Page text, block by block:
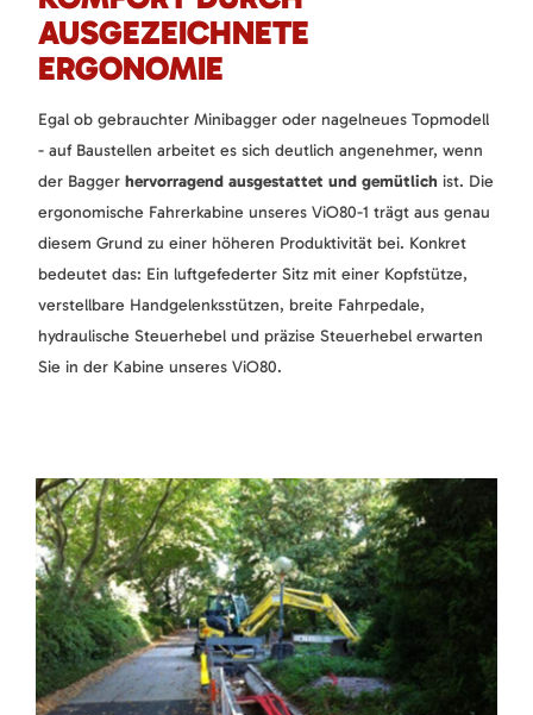
AUSGEZEICHNETE
ERGONOMIE
Egal ob gebrauchter Minibagger oder nagelneues Topmodell
- auf Baustellen arbeitet es sich deutlich angenehmer, wenn
der Bagger hervorragend ausgestattet und gemütlich ist. Die
ergonomische Fahrerkabine unseres ViO80-1 trägt aus genau
diesem Grund zu einer höheren Produktivität bei. Konkret
bedeutet das: Ein luftgefederter Sitz mit einer Kopfstütze,
verstellbare Handgelenksstützen, breite Fahrpedale,
hydraulische Steuerhebel und präzise Steuerhebel erwarten
Sie in der Kabine unseres ViO80.